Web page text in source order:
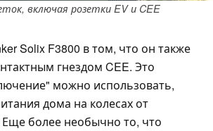
включая розетки EV и CEE
Solix F3800 в том, что он также
гнездом CEE. Это
можно использовать,
дома на колесах от
Еще более необычно то, что